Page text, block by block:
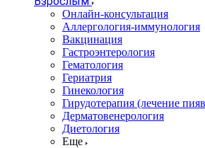
Онлайн-консультация
Аллергология-иммунология
Вакцинация
Гастроэнтерология
Гематология
Гериатрия
Гинекология
Гирудотерапия (лечение
Дерматовенерология
Диетология
Еще